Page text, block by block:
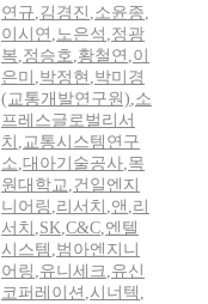
연규,김경진 ,소윤종,
이시연 ,노은석 ,정광
복,정승호,황철연 ,이
은미 ,박정현 ,박미경
(교통개발연구원),소
프레스글로벌리서
치 ,교통시스템연구
소,대아기술공사,목
원대학교,건일엔지
니어링 ,리서치 ,앤 ,리
서치 ,SK,C&C,엔텔
시스템 ,범아엔지니
어링 ,유니세크,유신
코퍼레이션 ,시너텍 ,